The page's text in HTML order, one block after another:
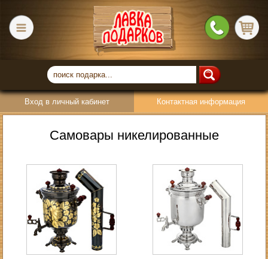
Вход в личный кабинет Контактная информация
Самовары никелированные